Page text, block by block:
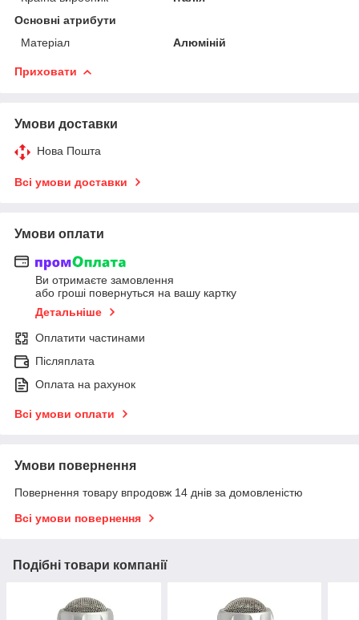
Основні атрибути
Матеріал
Алюміній
Приховати
Умови доставки
Нова Пошта
Всі умови доставки
Умови оплати
Ви отримаєте замовлення
або гроші повернуться на вашу картку
Детальніше
Оплатити частинами
Післяплата
Оплата на рахунок
Всі умови оплати
Умови повернення
Повернення товару впродовж 14 днів за домовленістю
Всі умови повернення
Подібні товари компанії